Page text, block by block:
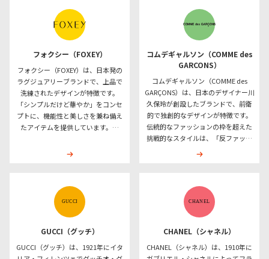
てるデザインが多くのファンを魅了
しています。レオナールのアイテム
は、上品でありながら日常使いも可
能なため、幅広いシーンで活躍しま
す。特にワンピースやスカートとい
さを持ち、年齢やトレンドを問わず
高い人気を誇ります。洗練されたデ
ザインと機能性を兼ね備えたブラン
ドとして、国内外で多くの支持を得
ています。
の存在感を持ち、毎シーズン異なる
デザインが発表されることでコレク
ター心をくすぐります。また、リネ
ンやウールなどの自然素材を使用
し、長く愛用できる耐久性と着心地
ルな中にも遊び心があり、時代やト
レンドを超越したデザインは、ファ
ッションだけでなくインテリアや生
活雑貨にも展開されています。ミナ
ペルホネンは、個性を大切にする
人々から愛され続けるブランドで
す。
フォクシー（FOXEY）
フォクシー（FOXEY）は、日本発の
ラグジュアリーブランドで、上品で
洗練されたデザインが特徴です。
「シンプルだけど華やか」をコンセ
プトに、機能性と美しさを兼ね備え
たアイテムを提供しています。特
対応できるワンピースやジャケット
ッティングによる美しいシルエット
が魅力で、エレガントながらも動き
やすさを追求しています。また、シ
ーンを問わず着こなせる汎用性の高
さもポイントです。アクセサリーや
トータルコーディネートを提案して
コムデギャルソン（COMME des
GARCONS）
コムデギャルソン（COMME des
GARÇONS）は、日本のデザイナー川
久保玲が創設したブランドで、前衛
的で独創的なデザインが特徴です。
伝統的なファッションの枠を超えた
挑戦的なスタイルは、「反ファッシ
トや大胆な素材の組み合わせ、黒を
基調としたデザインがあります。ま
た、アートや哲学的要素を取り入れ
たコレクションは、常にファッショ
幅広いライン展開も特徴で、高級ラ
GUCCI（グッチ）
GUCCI（グッチ）は、1921年にイタ
CHANEL（シャネル）
CHANEL（シャネル）は、1910年に